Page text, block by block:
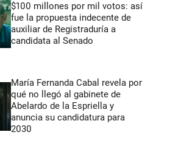
$100 millones por mil votos: así
fue la propuesta indecente de
auxiliar de Registraduría a
candidata al Senado
María Fernanda Cabal revela por
qué no llegó al gabinete de
Abelardo de la Espriella y
anuncia su candidatura para
2030